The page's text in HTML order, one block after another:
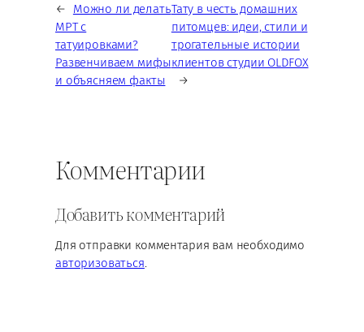
←
Можно ли делать
МРТ с
татуировками?
Развенчиваем мифы
и объясняем факты
Тату в честь домашних
питомцев: идеи, стили и
трогательные истории
клиентов студии OLDFOX
→
Комментарии
Добавить комментарий
Для отправки комментария вам необходимо
авторизоваться.